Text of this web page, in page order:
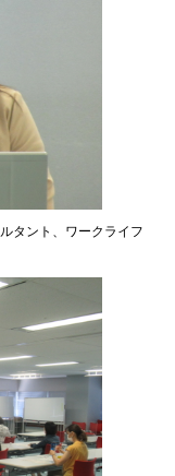
タント、ワークライフ